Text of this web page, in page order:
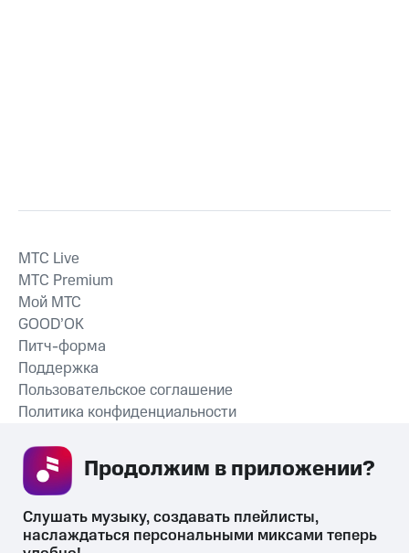
СКАЧАТЬ ПРИЛОЖЕНИЕ
MTС Live
MTС Premium
Мой МТС
GOOD’OK
Питч-форма
Поддержка
Пользовательское соглашение
Политика конфиденциальности
Слушать музыку, создавать плейлисты,
наслаждаться персональными миксами теперь